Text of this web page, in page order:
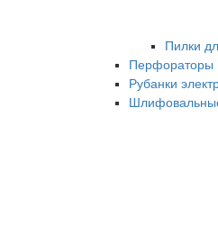
Пилки
Перфораторы
Рубанки